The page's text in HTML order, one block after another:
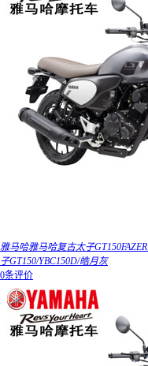
雅马哈雅马哈复古太子
子GT150/YBC150D/皓月灰
0条评价